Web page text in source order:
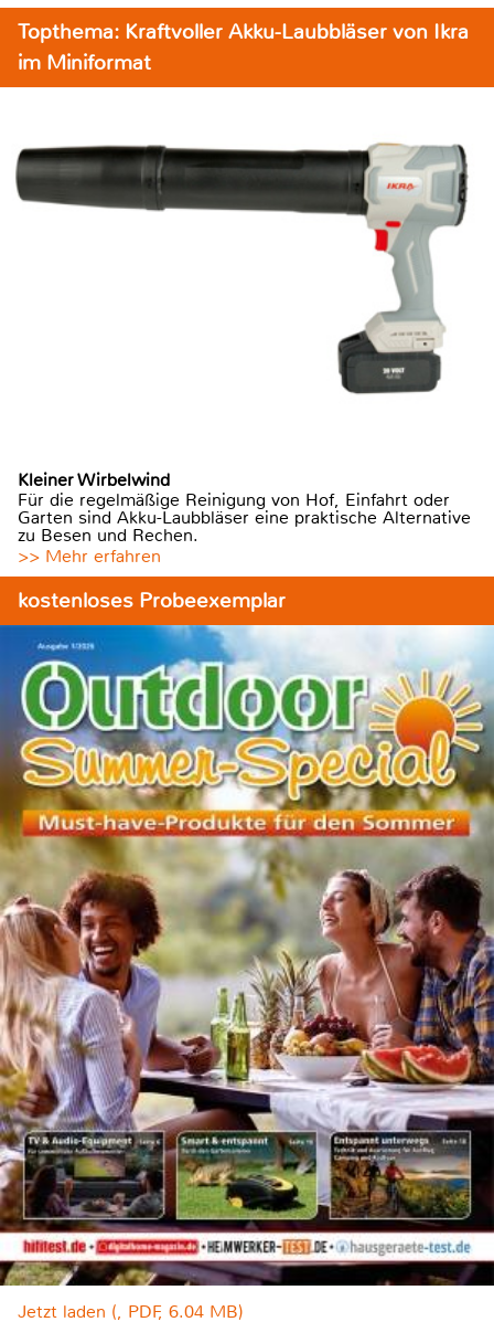
Topthema: Kraftvoller Akku-Laubbläser von Ikra
im Miniformat
Kleiner Wirbelwind
Für die regelmäßige Reinigung von Hof, Einfahrt oder
Garten sind Akku-Laubbläser eine praktische Alternative
zu Besen und Rechen.
>> Mehr erfahren
kostenloses Probeexemplar
Jetzt laden (, PDF, 6.04 MB)